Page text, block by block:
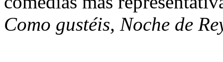
Como gustéis, Noche de